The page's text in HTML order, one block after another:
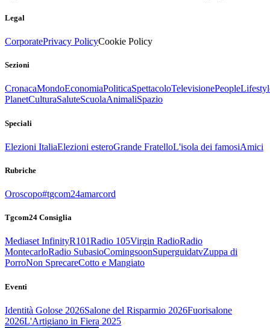
Legal
CorporatePrivacy PolicyCookie Policy
Sezioni
CronacaMondoEconomiaPoliticaSpettacoloTelevisionePeople
PlanetCulturaSaluteScuolaAnimaliSpazio
Speciali
Elezioni ItaliaElezioni esteroGrande FratelloL'isola dei famosiAmici
Rubriche
Oroscopo#tgcom24amarcord
Tgcom24 Consiglia
Mediaset InfinityR101Radio 105Virgin RadioRadio
MontecarloRadio SubasioComingsoonSuperguidatvZuppa di
PorroNon SprecareCotto e Mangiato
Eventi
Identità Golose 2026Salone del Risparmio 2026Fuorisalone
2026L'Artigiano in Fiera 2025